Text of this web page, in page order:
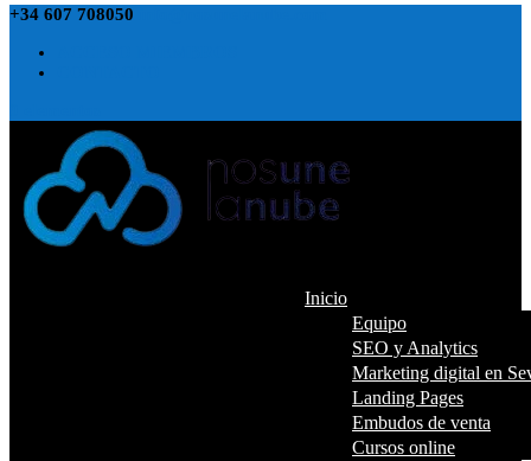
+34 607 708050
Inicio
Equipo
SEO y Analytics
Marketing digital en
Landing Pages
Embudos de venta
Cursos online